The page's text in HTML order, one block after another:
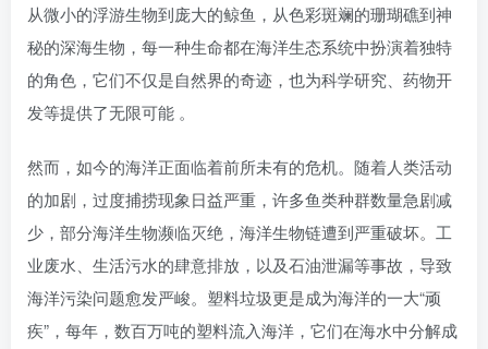
从微小的浮游生物到庞大的鲸鱼，从色彩斑斓的珊瑚礁到神
秘的深海生物，每一种生命都在海洋生态系统中扮演着独特
的角色，它们不仅是自然界的奇迹，也为科学研究、药物开
发等提供了无限可能 。
然而，如今的海洋正面临着前所未有的危机。随着人类活动
的加剧，过度捕捞现象日益严重，许多鱼类种群数量急剧减
少，部分海洋生物濒临灭绝，海洋生物链遭到严重破坏。工
业废水、生活污水的肆意排放，以及石油泄漏等事故，导致
海洋污染问题愈发严峻。塑料垃圾更是成为海洋的一大“顽
疾”，每年，数百万吨的塑料流入海洋，它们在海水中分解成